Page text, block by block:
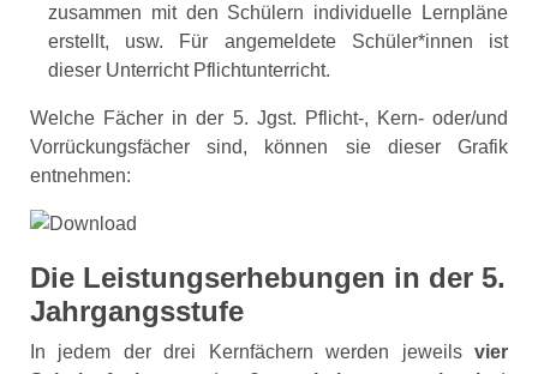
zusammen mit den Schülern individuelle Lernpläne
erstellt, usw. Für ange­meldete Schüler*innen ist
dieser Unterricht Pflichtunterricht.
Welche Fächer in der 5. Jgst. Pflicht-, Kern- oder/und
Vorrückungsfächer sind, können sie dieser Grafik
entnehmen:
Die Leistungserhebungen in der 5.
Jahrgangsstufe
In jedem der drei Kernfächern werden jeweils vier